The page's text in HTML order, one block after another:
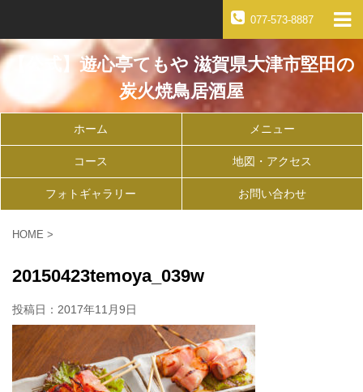
077-573-8887
【公式】遊心亭てもや 滋賀県大津市堅田の
炭火焼鳥居酒屋
ホーム メニュー
コース 地図・アクセス
フォトギャラリー お問い合わせ
HOME >
20150423temoya_039w
投稿日： 2017年11月9日